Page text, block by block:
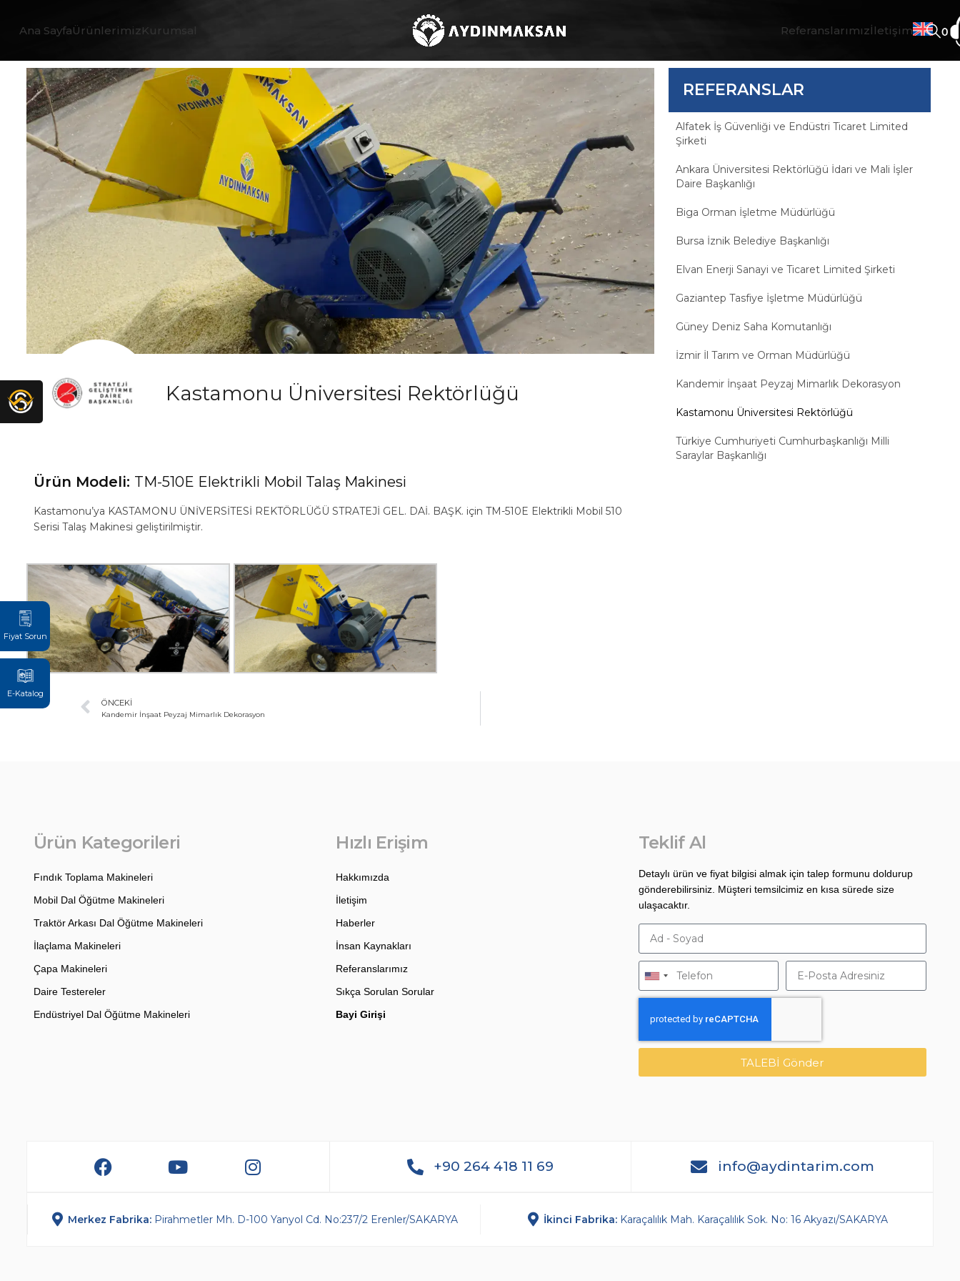
Fiyat Sorun
E-Katalog
Ana SayfaÜrünlerimizKurumsal Referanslarımızİletişim
Kastamonu Üniversitesi Rektörlüğü
Ürün Modeli: TM-510E Elektrikli Mobil Talaş Makinesi
Kastamonu’ya KASTAMONU ÜNİVERSİTESİ REKTÖRLÜĞÜ STRATEJİ GEL. DAİ. BAŞK. için TM-510E Elektrikli Mobil 510
Serisi Talaş Makinesi geliştirilmiştir.
REFERANSLAR
Alfatek İş Güvenliği ve Endüstri Ticaret Limited
Şirketi
Ankara Üniversitesi Rektörlüğü İdari ve Mali İşler
Daire Başkanlığı
Biga Orman İşletme Müdürlüğü
Bursa İznik Belediye Başkanlığı
Elvan Enerji Sanayi ve Ticaret Limited Şirketi
Gaziantep Tasfiye İşletme Müdürlüğü
Güney Deniz Saha Komutanlığı
İzmir İl Tarım ve Orman Müdürlüğü
Kandemir İnşaat Peyzaj Mimarlık Dekorasyon
Kastamonu Üniversitesi Rektörlüğü
Türkiye Cumhuriyeti Cumhurbaşkanlığı Milli
Saraylar Başkanlığı
ÖNCEKI
Kandemir İnşaat Peyzaj Mimarlık Dekorasyon
Ürün Kategorileri
Fındık Toplama Makineleri
Mobil Dal Öğütme Makineleri
Traktör Arkası Dal Öğütme Makineleri
İlaçlama Makineleri
Çapa Makineleri
Daire Testereler
Endüstriyel Dal Öğütme Makineleri
Hızlı Erişim
Hakkımızda
İletişim
Haberler
İnsan Kaynakları
Referanslarımız
Sıkça Sorulan Sorular
Bayi Girişi
Teklif Al
Detaylı ürün ve fiyat bilgisi almak için talep formunu doldurup
gönderebilirsiniz. Müşteri temsilcimiz en kısa sürede size
ulaşacaktır.
TALEBİ Gönder
+90 264 418 11 69 info@aydintarim.com
Merkez Fabrika: Pirahmetler Mh. D-100 Yanyol Cd. No:237/2 Erenler/SAKARYA İkinci Fabrika​: Karaçalılık Mah. Karaçalılık Sok. No: 16 Akyazı/SAKARYA